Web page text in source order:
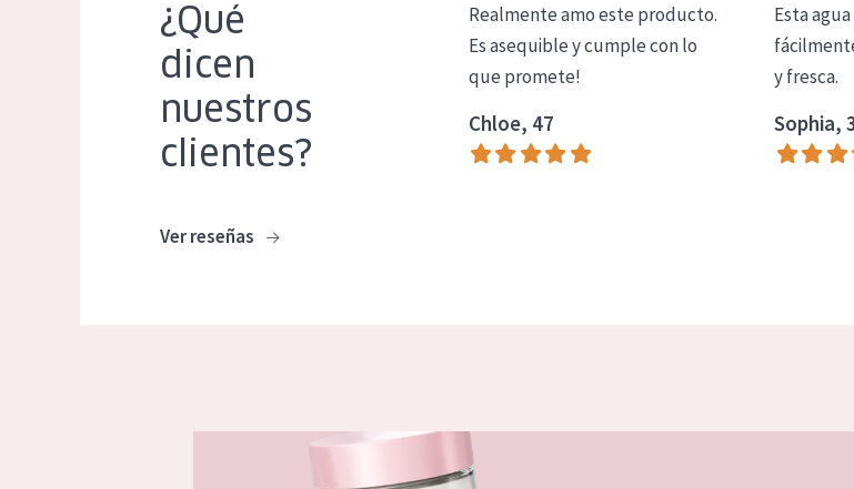
¿Qué
dicen
nuestros
clientes?
Ver reseñas
Realmente amo este producto.
Es asequible y cumple con lo
que promete!
Chloe, 47
Esta
y fresca.
Sophia,